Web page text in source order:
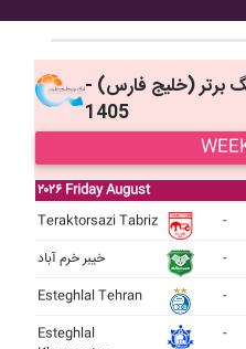
برتر (خليج فارس) -
1405
۲۰۲۶ Friday August
Teraktorsazi Tabriz
-
خيبر خرم آباد
-
Esteghlal Tehran
-
Esteghlal
-